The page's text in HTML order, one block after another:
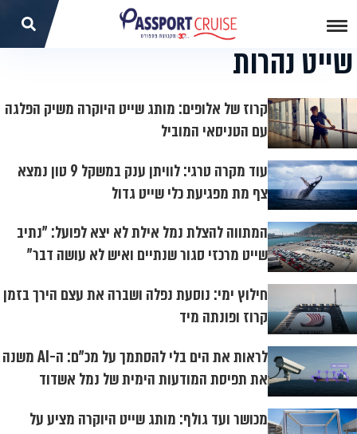
שייט נהרות
קרוז של אלופים: מותג שייט היוקרה משיק הפלגה
עם הטניסאי המוביל
עוד מקרה טרגי: לוויתן ענק במשקל 9 טון נמצא
צף מת מפגיעת כלי שייט גדול
המתווה להצלת נמל אילת לא יצא לפועל: "נתיב
שייט מרכזי סגור שנתיים ואיש לא עושה דבר"
חילוץ ימי: נוסעת נפלה ושברה את עצם הירך בזמן
קרוז ופונתה מיד
לראות את הים בלי להסתמך על מכ"ם: ה-AI משנה
את תפיסת המודעות הימית של נמל אשדוד
מכושר ועד גולף: מותג שייט היוקרה מציע על